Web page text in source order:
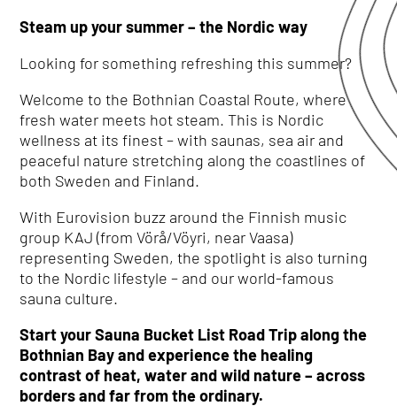
Steam up your summer – the Nordic way
Looking for something refreshing this summer?
Welcome to the Bothnian Coastal Route, where
fresh water meets hot steam. This is Nordic
wellness at its finest – with saunas, sea air and
peaceful nature stretching along the coastlines of
both Sweden and Finland.
With Eurovision buzz around the Finnish music
group KAJ (from Vörå/Vöyri, near Vaasa)
representing Sweden, the spotlight is also turning
to the Nordic lifestyle – and our world-famous
sauna culture.
Start your Sauna Bucket List Road Trip along the
Bothnian Bay and experience the healing
contrast of heat, water and wild nature – across
borders and far from the ordinary.